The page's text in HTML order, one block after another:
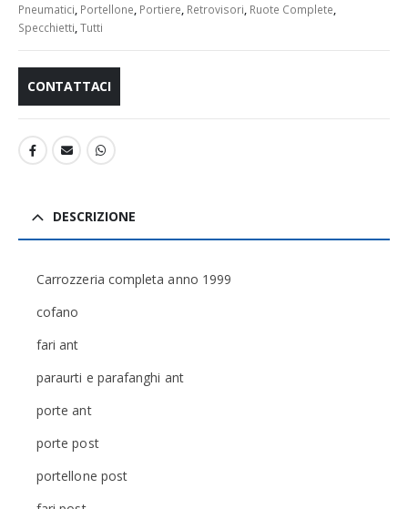
Pneumatici, Portellone, Portiere, Retrovisori, Ruote Complete,
Specchietti,Tutti
CONTATTACI
DESCRIZIONE
Carrozzeria completa anno 1999
cofano
fari ant
paraurti e parafanghi ant
porte ant
porte post
portellone post